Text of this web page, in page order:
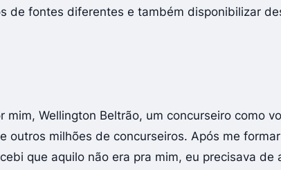
de fontes diferentes e também disponibilizar
Wellington Beltrão, um concurseiro como
outros milhões de concurseiros. Após me
que aquilo não era pra mim, eu precisava de